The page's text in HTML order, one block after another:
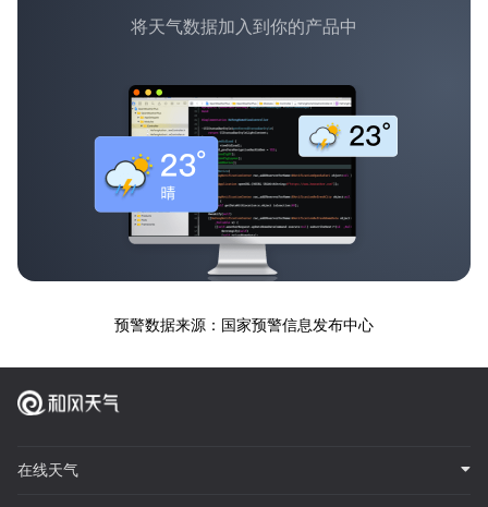
将天气数据加入到你的产品中
预警数据来源：国家预警信息发布中心
在线天气